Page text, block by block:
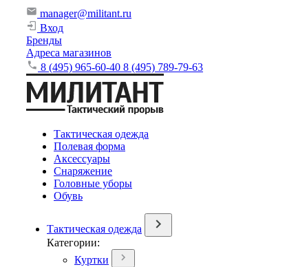
manager@militant.ru
Вход
Бренды
Адреса магазинов
8 (495) 965-60-40 8 (495) 789-79-63
Тактическая одежда
Полевая форма
Аксессуары
Снаряжение
Головные уборы
Обувь
Тактическая одежда
Категории:
Куртки